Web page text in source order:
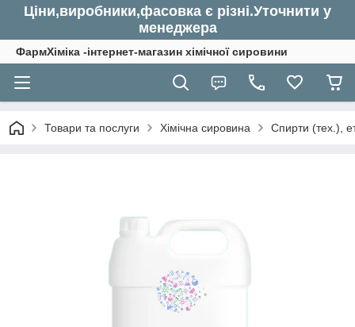
Ціни,виробники,фасовка є різні.Уточнити у
менеджера
ФармХіміка -інтернет-магазин хімічної сировини
Товари та послуги Хімічна сировина Спирти (тех.),